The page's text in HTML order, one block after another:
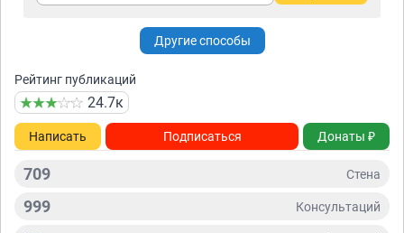
Другие способы
Рейтинг публикаций
24.7к
Написать Подписаться Донаты ₽
709 Стена
999 Консультаций